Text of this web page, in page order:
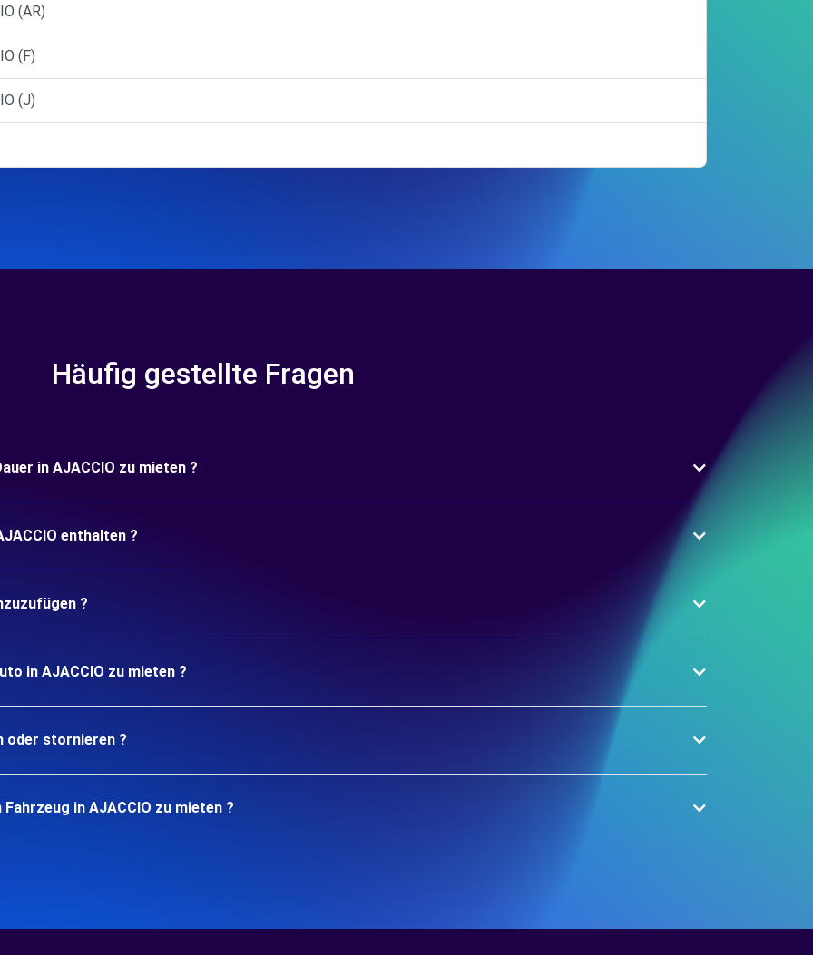
(AR)
(F)
(J)
Häufig gestellte Fragen
in AJACCIO zu mieten ?
enthalten ?
?
in AJACCIO zu mieten ?
oder stornieren ?
in AJACCIO zu mieten ?